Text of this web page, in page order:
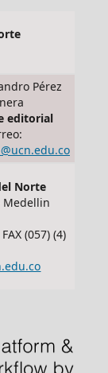
Pérez
editorial
Norte
Medellin
(057) (4)